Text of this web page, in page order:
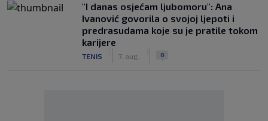
"I danas osjećam ljubomoru": Ana
Ivanović govorila o svojoj ljepoti i
predrasudama koje su je pratile tokom
karijere
TENIS 7. aug. 0